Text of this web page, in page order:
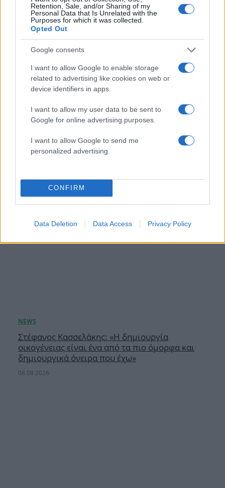
Retention, Sale, and/or Sharing of my
Personal Data that Is Unrelated with the
Purposes for which it was collected.
Opted Out
Google consents
I want to allow Google to enable storage
related to advertising like cookies on web or
device identifiers in apps.
I want to allow my user data to be sent to
Google for online advertising purposes.
I want to allow Google to send me
personalized advertising.
CONFIRM
Data Deletion Data Access Privacy Policy
Κατερίνα Καινούργιου: Η νέα φωτογραφία της
κόρης της από τις διακοπές τους στην Πάρο
08.08.2026
Στέφανος Κασσελάκης: «Η δημιουργία
οικογένειας είναι ένα από τα πιο όμορφα και
δημιουργικά όνειρα που έχω»
08.08.2026